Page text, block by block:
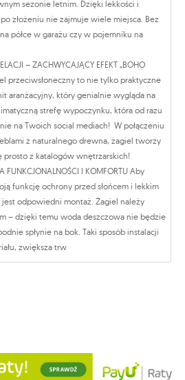
sezonie letnim. Dzięki lekkości i
złożeniu nie zajmuje wiele miejsca. Bez
półce w garażu czy w pojemniku na
– ZACHWYCAJĄCY EFEKT „BOHO
przeciwsłoneczny to nie tylko praktyczne
aranżacyjny, który genialnie wygląda na
strefę wypoczynku, która od razu
na Twoich social mediach! W połączeniu
z naturalnego drewna, żagiel tworzy
prosto z katalogów wnętrzarskich!
FUNKCJONALNOŚCI I KOMFORTU Aby
funkcję ochrony przed słońcem i lekkim
odpowiedni montaż. Żagiel należy
– dzięki temu woda deszczowa nie będzie
spłynie na bok. Taki sposób instalacji
zwiększa trw